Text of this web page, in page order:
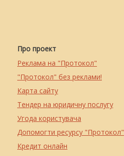
Про проект
Реклама на "Протокол"
"Протокол" без реклами!
Карта сайту
Тендер на юридичну послугу
Угода користувача
Допомогти ресурсу "Протокол"
Кредит онлайн